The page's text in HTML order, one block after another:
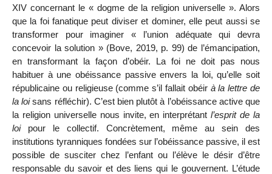
XIV concernant le « dogme de la religion universelle ». Alors
que la foi fanatique peut diviser et dominer, elle peut aussi se
transformer pour imaginer « l’union adéquate qui devra
concevoir la solution » (Bove, 2019, p. 99) de l’émancipation,
en transformant la façon d’obéir. La foi ne doit pas nous
habituer à une obéissance passive envers la loi, qu’elle soit
républicaine ou religieuse (comme s’il fallait obéir à la lettre de
la loisans réfléchir). C’est bien plutôt à l’obéissance active que
la religion universelle nous invite, en interprétantl’esprit de la
loipour le collectif. Concrètement, même au sein des
institutions tyranniques fondées sur l’obéissance passive, il est
possible de susciter chez l’enfant ou l’élève le désir d’être
responsable du savoir et des liens qui le gouvernent. L’étude